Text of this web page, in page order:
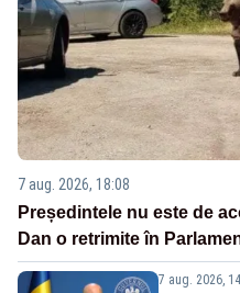
7 aug. 2026, 18:08
Președintele nu este de
Dan o retrimite în
7 aug. 2026,